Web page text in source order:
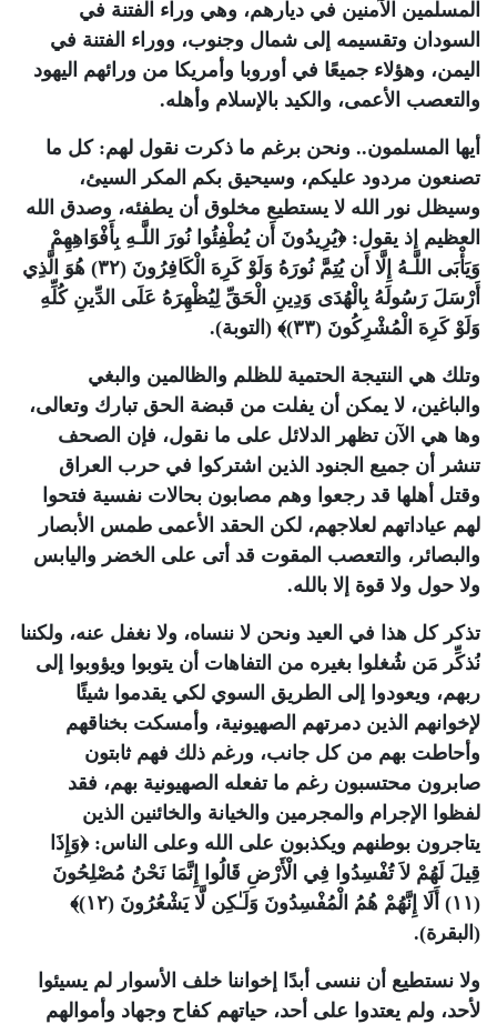
المسلمين الآمنين في ديارهم، وهي وراء الفتنة في
السودان وتقسيمه إلى شمال وجنوب، ووراء الفتنة في
اليمن، وهؤلاء جميعًا في أوروبا وأمريكا من ورائهم اليهود
والتعصب الأعمى، والكيد بالإسلام وأهله.
أيها المسلمون.. ونحن برغم ما ذكرت نقول لهم: كل ما
تصنعون مردود عليكم، وسيحيق بكم المكر السيئ،
وسيظل نور الله لا يستطيع مخلوق أن يطفئه، وصدق الله
العظيم إذ يقول: ﴿يُرِيدُونَ أَن يُطْفِئُوا نُورَ اللَّـهِ بِأَفْوَاهِهِمْ
وَيَأْبَى اللَّـهُ إِلَّا أَن يُتِمَّ نُورَهُ وَلَوْ كَرِهَ الْكَافِرُونَ (٣٢) هُوَ الَّذِي
أَرْسَلَ رَسُولَهُ بِالْهُدَى وَدِينِ الْحَقِّ لِيُظْهِرَهُ عَلَى الدِّينِ كُلِّهِ
وَلَوْ كَرِهَ الْمُشْرِكُونَ (٣٣)﴾ (التوبة)
.
وتلك هي النتيجة الحتمية للظلم والظالمين والبغي
والباغين، لا يمكن أن يفلت من قبضة الحق تبارك وتعالى،
وها هي الآن تظهر الدلائل على ما نقول، فإن الصحف
تنشر أن جميع الجنود الذين اشتركوا في حرب العراق
وقتل أهلها قد رجعوا وهم مصابون بحالات نفسية فتحوا
لهم عياداتهم لعلاجهم، لكن الحقد الأعمى طمس الأبصار
والبصائر، والتعصب المقوت قد أتى على الخضر واليابس
ولا حول ولا قوة إلا بالله.
تذكر كل هذا في العيد ونحن لا ننساه، ولا نغفل عنه، ولكننا
نُذكِّر مَن شُغلوا بغيره من التفاهات أن يتوبوا ويؤوبوا إلى
ربهم، ويعودوا إلى الطريق السوي لكي يقدموا شيئًا
لإخوانهم الذين دمرتهم الصهيونية، وأمسكت بخناقهم
وأحاطت بهم من كل جانب، ورغم ذلك فهم ثابتون
صابرون محتسبون رغم ما تفعله الصهيونية بهم، فقد
لفظوا الإجرام والمجرمين والخيانة والخائنين الذين
يتاجرون بوطنهم ويكذبون على الله وعلى الناس: ﴿وَإِذَا
قِيلَ لَهُمْ لاَ تُفْسِدُوا فِي الْأَرْضِ قَالُوا إِنَّمَا نَحْنُ مُصْلِحُونَ
(١١) أَلَا إِنَّهُمْ هُمُ الْمُفْسِدُونَ وَلَـٰكِن لَّا يَشْعُرُونَ (١٢)﴾
(البقرة).
ولا نستطيع أن ننسى أبدًا إخواننا خلف الأسوار لم يسيئوا
لأحد، ولم يعتدوا على أحد، حياتهم كفاح وجهاد وأموالهم